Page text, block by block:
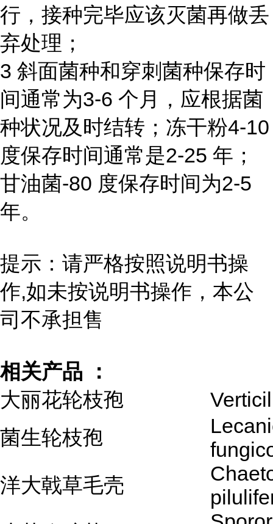
行，接种完毕应该灭菌再做丢
弃处理；
3 斜面菌种和穿刺菌种保存时
间通常为3-6 个月，应根据菌
种状况及时结转；冻干粉4-10
度保存时间通常是2-25 年；
甘油菌-80 度保存时间为2-5
年。
提示：请严格按照说明书操
作,如未按说明书操作，本公
司不承担售
相关产品 ：
大丽花轮枝孢
菌生轮枝孢
洋大戟草毛壳